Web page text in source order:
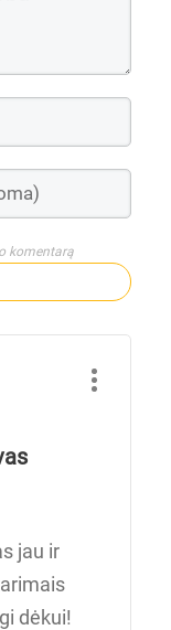
komentarą
jau ir
dėkui!